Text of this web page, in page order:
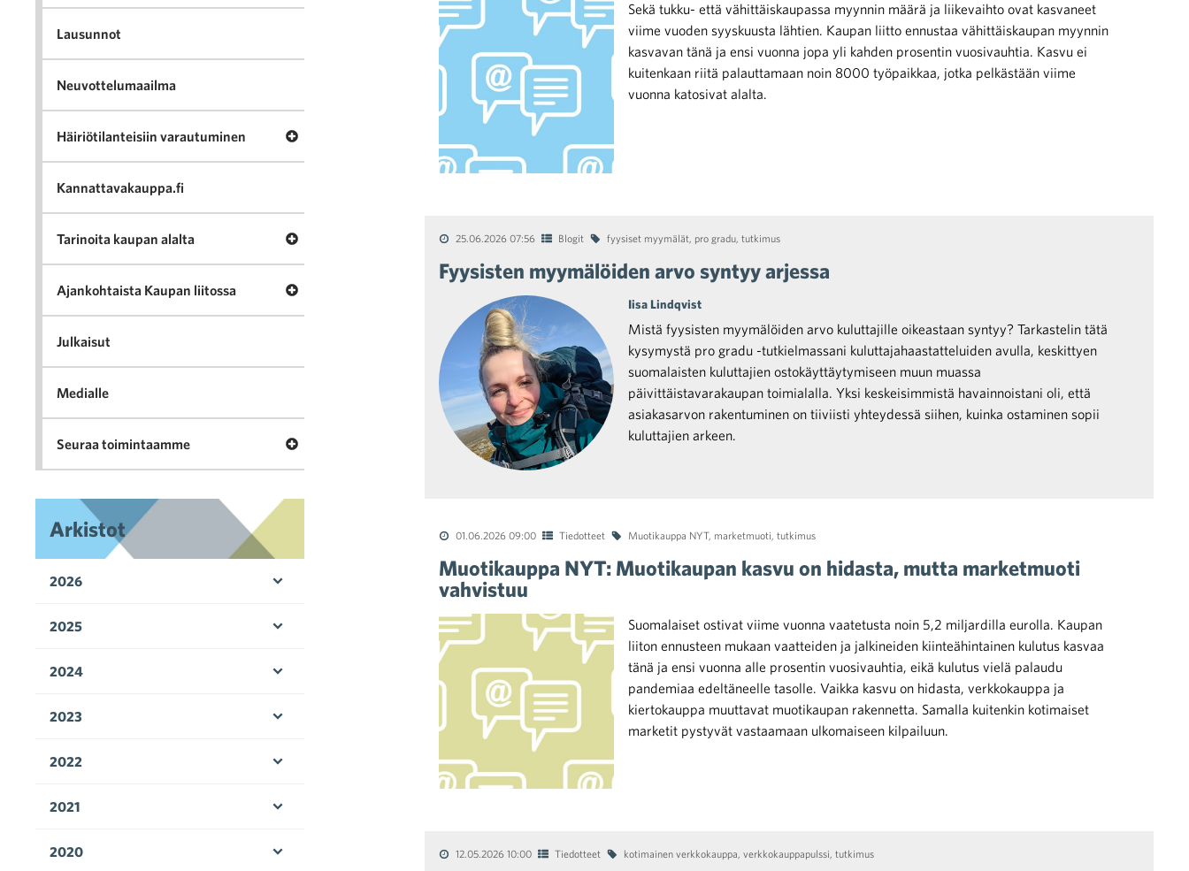
Sekä tukku- että vähittäiskaupassa myynnin määrä ja liikevaihto ovat kasvaneet
viime vuoden syyskuusta lähtien. Kaupan liitto ennustaa vähittäiskaupan myynnin
kasvavan tänä ja ensi vuonna jopa yli kahden prosentin vuosivauhtia. Kasvu ei
kuitenkaan riitä palauttamaan noin 8000 työpaikkaa, jotka pelkästään viime
vuonna katosivat alalta.
25.06.2026 07:56 Blogit fyysiset myymälät, pro gradu, tutkimus
Fyysisten myymälöiden arvo syntyy arjessa
Iisa Lindqvist
Mistä fyysisten myymälöiden arvo kuluttajille oikeastaan syntyy? Tarkastelin tätä
kysymystä pro gradu -tutkielmassani kuluttajahaastatteluiden avulla, keskittyen
suomalaisten kuluttajien ostokäyttäytymiseen muun muassa
päivittäistavarakaupan toimialalla. Yksi keskeisimmistä havainnoistani oli, että
asiakasarvon rakentuminen on tiiviisti yhteydessä siihen, kuinka ostaminen sopii
kuluttajien arkeen.
01.06.2026 09:00 Tiedotteet Muotikauppa NYT, marketmuoti, tutkimus
Muotikauppa NYT: Muotikaupan kasvu on hidasta, mutta marketmuoti
vahvistuu
Suomalaiset ostivat viime vuonna vaatetusta noin 5,2 miljardilla eurolla. Kaupan
liiton ennusteen mukaan vaatteiden ja jalkineiden kiinteähintainen kulutus kasvaa
tänä ja ensi vuonna alle prosentin vuosivauhtia, eikä kulutus vielä palaudu
pandemiaa edeltäneelle tasolle. Vaikka kasvu on hidasta, verkkokauppa ja
kiertokauppa muuttavat muotikaupan rakennetta. Samalla kuitenkin kotimaiset
marketit pystyvät vastaamaan ulkomaiseen kilpailuun.
12.05.2026 10:00 Tiedotteet kotimainen verkkokauppa, verkkokauppapulssi, tutkimus
Lausunnot
Neuvottelumaailma
Häiriötilanteisiin varautuminen Avaa valikko Häiriötilanteisiin varautuminen
Kannattavakauppa.fi
Tarinoita kaupan alalta Avaa valikko Tarinoita kaupan alalta
Ajankohtaista Kaupan liitossa Avaa valikko Ajankohtaista Kaupan liitossa
Julkaisut
Medialle
Seuraa toimintaamme Avaa valikko Seuraa toimintaamme
Arkistot
2026
2025
2024
2023
2022
2021
2020